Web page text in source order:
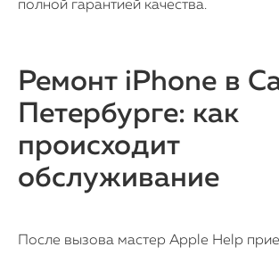
полной гарантией качества.
Ремонт iPhone в
Петербурге: как
происходит
обслуживание
После вызова мастер Apple Help